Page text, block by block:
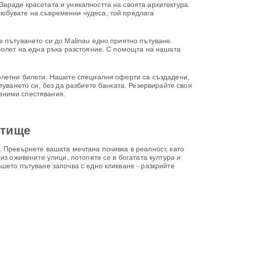
красотата и уникалността на своята архитектура
на съвременни чудеса, той предлага
си до Malinau едно приятно пътуване.
на една ръка разстояние. С помощта на нашата
билети. Нашите специални оферти са създадени,
си, без да разбиете банката. Резервирайте своя
спестявания.
вашата мечтана почивка в реалност, като
оживените улици, потопете се в богатата култура и
пътуване започва с едно кликване - разкрийте